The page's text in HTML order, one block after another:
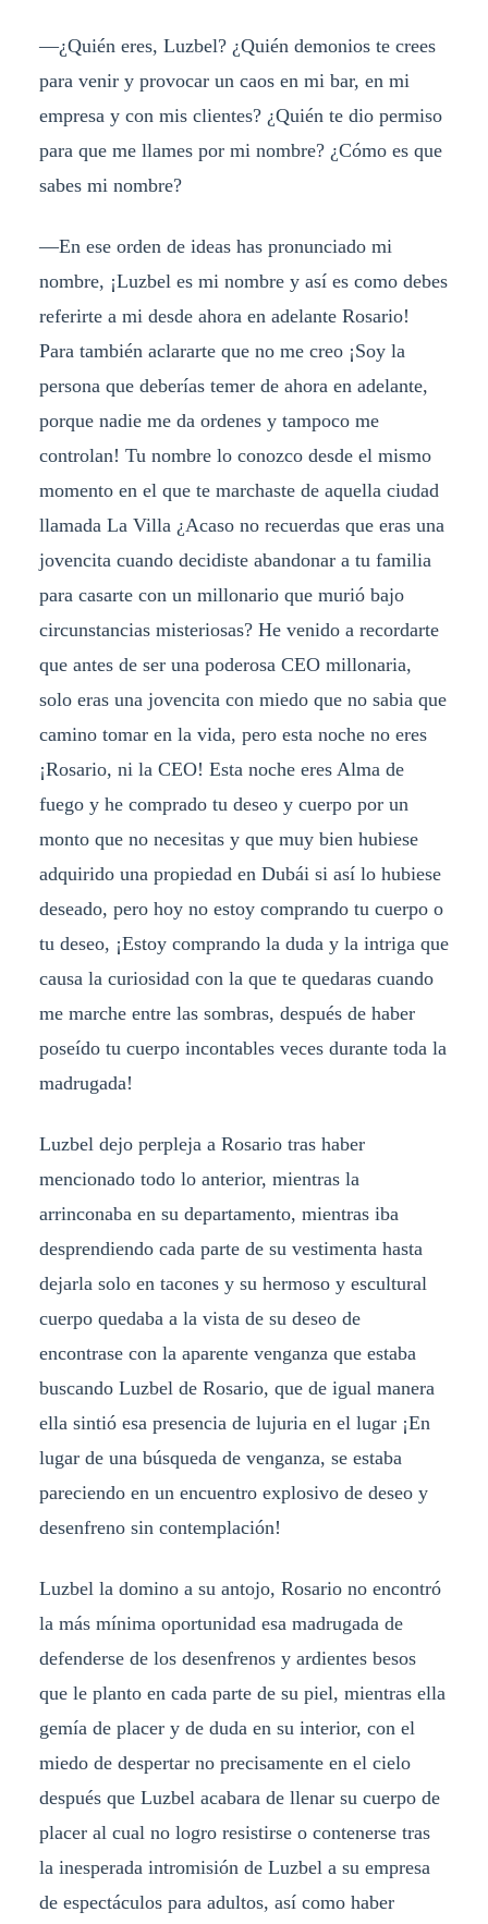
—¿Quién eres, Luzbel? ¿Quién demonios te crees
para venir y provocar un caos en mi bar, en mi
empresa y con mis clientes? ¿Quién te dio permiso
para que me llames por mi nombre? ¿Cómo es que
sabes mi nombre?
—En ese orden de ideas has pronunciado mi
nombre, ¡Luzbel es mi nombre y así es como debes
referirte a mi desde ahora en adelante Rosario!
Para también aclararte que no me creo ¡Soy la
persona que deberías temer de ahora en adelante,
porque nadie me da ordenes y tampoco me
controlan! Tu nombre lo conozco desde el mismo
momento en el que te marchaste de aquella ciudad
llamada La Villa ¿Acaso no recuerdas que eras una
jovencita cuando decidiste abandonar a tu familia
para casarte con un millonario que murió bajo
circunstancias misteriosas? He venido a recordarte
que antes de ser una poderosa CEO millonaria,
solo eras una jovencita con miedo que no sabia que
camino tomar en la vida, pero esta noche no eres
¡Rosario, ni la CEO! Esta noche eres Alma de
fuego y he comprado tu deseo y cuerpo por un
monto que no necesitas y que muy bien hubiese
adquirido una propiedad en Dubái si así lo hubiese
deseado, pero hoy no estoy comprando tu cuerpo o
tu deseo, ¡Estoy comprando la duda y la intriga que
causa la curiosidad con la que te quedaras cuando
me marche entre las sombras, después de haber
poseído tu cuerpo incontables veces durante toda la
madrugada!
Luzbel dejo perpleja a Rosario tras haber
mencionado todo lo anterior, mientras la
arrinconaba en su departamento, mientras iba
desprendiendo cada parte de su vestimenta hasta
dejarla solo en tacones y su hermoso y escultural
cuerpo quedaba a la vista de su deseo de
encontrase con la aparente venganza que estaba
buscando Luzbel de Rosario, que de igual manera
ella sintió esa presencia de lujuria en el lugar ¡En
lugar de una búsqueda de venganza, se estaba
pareciendo en un encuentro explosivo de deseo y
desenfreno sin contemplación!
Luzbel la domino a su antojo, Rosario no encontró
la más mínima oportunidad esa madrugada de
defenderse de los desenfrenos y ardientes besos
que le planto en cada parte de su piel, mientras ella
gemía de placer y de duda en su interior, con el
miedo de despertar no precisamente en el cielo
después que Luzbel acabara de llenar su cuerpo de
placer al cual no logro resistirse o contenerse tras
la inesperada intromisión de Luzbel a su empresa
de espectáculos para adultos, así como haber